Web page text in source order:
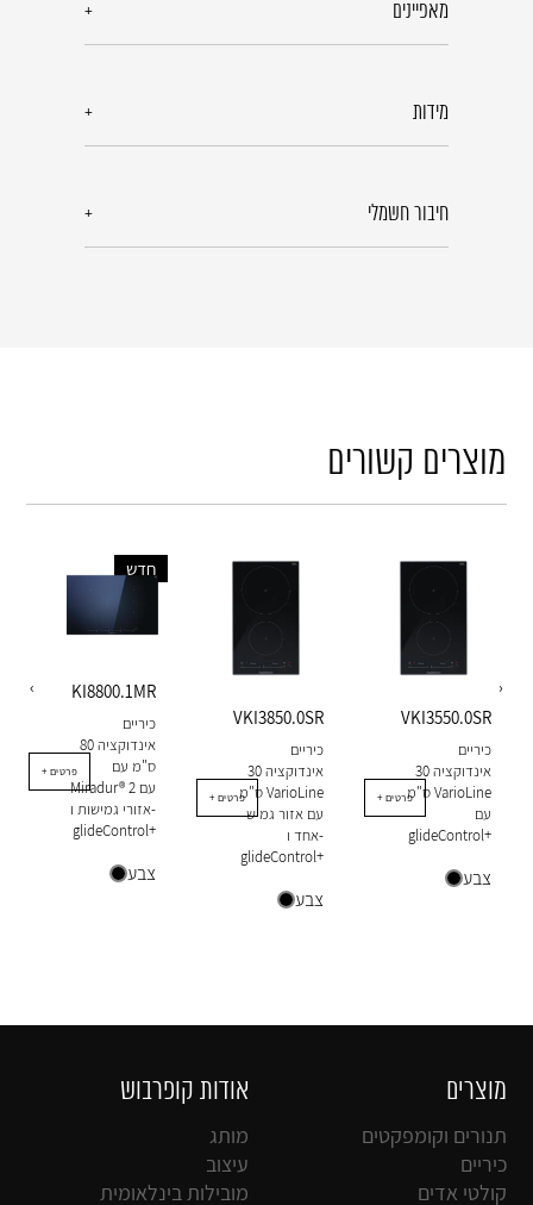
מאפיינים
מידות
חיבור חשמלי
מוצרים קשורים
‹
חדש
KI8800.1MR
כיריים
אינדוקציה 80
ס"מ עם
Miradur® עם 2
אזורי גמישות ו-
glideControl+
צבע
+ פרטים
VKI3850.0SR
כיריים
אינדוקציה 30
ס"מ VarioLine
עם אזור גמיש
אחד ו-
glideControl+
צבע
+ פרטים
VKI3550.0SR
כיריים
אינדוקציה 30
ס"מ VarioLine
עם
glideControl+
צבע
+ פרטים
›
מוצרים
תנורים וקומפקטים
כיריים
קולטי אדים
אודות קופרבוש
מותג
עיצוב
מובילות בינלאומית